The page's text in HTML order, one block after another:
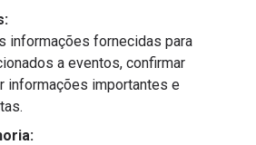
informações fornecidas para
a eventos, confirmar
informações importantes e